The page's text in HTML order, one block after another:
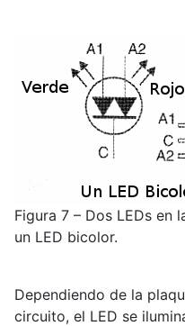
Figura 7 – Dos LEDs en
un LED bicolor.
Dependiendo de la
circuito, el LED se